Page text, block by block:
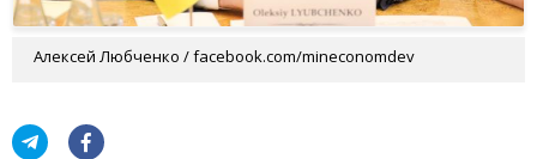
Алексей Любченко / facebook.com/mineconomdev